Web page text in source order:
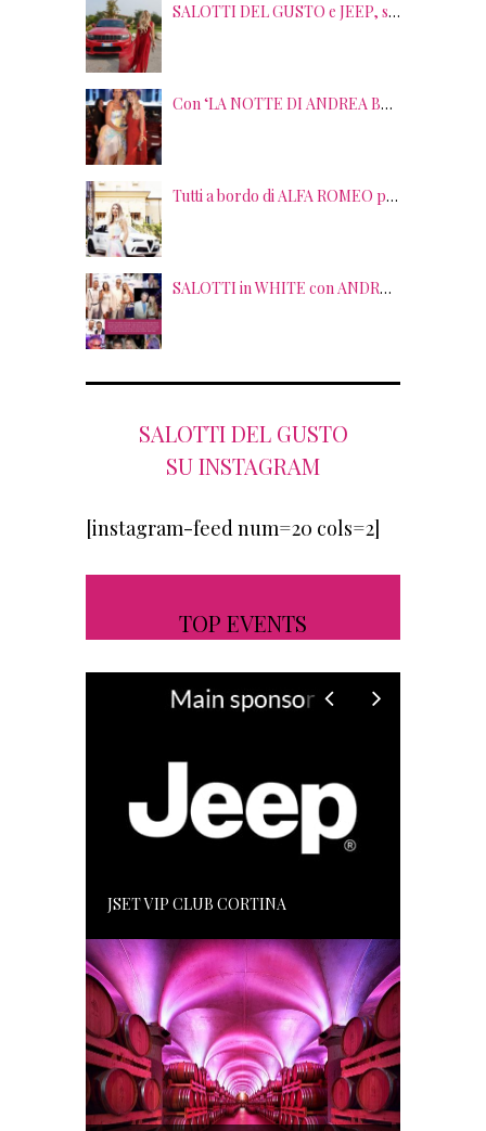
SALOTTI DEL GUSTO e JEEP, sei anni di SUCCESSI tra splendide LOCATION, TERRITORI e GUSTO
Con ‘LA NOTTE DI ANDREA BOCELLI’ l’ARENA si accende di musica e solidarietà! I SALOTTI DEL GUSTO conquistano tutti; tra gli ospiti, RICHARD GERE
Tutti a bordo di ALFA ROMEO per la seconda edizione di STRADE STELLATE con le gourmet experience SALOTTI DEL GUSTO
SALOTTI in WHITE con ANDREA BOCELLI! Tra gli ospiti NICOLAS CAGE, RAOUL BOVA, SHARON STONE e RANJA DI GIORDANIA
SALOTTI DEL GUSTO
SU INSTAGRAM
[instagram-feed num=20 cols=2]
TOP EVENTS
JSET VIP CLUB CORTINA